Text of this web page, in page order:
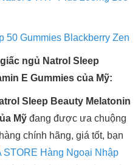
50 Gummies Blackberry Zen
ngủ Natrol Sleep
E Gummies của Mỹ:
Sleep Beauty Melatonin
Mỹ đang được ưa chuộng
chính hãng, giá tốt, bạn
STORE Hàng Ngoại Nhập